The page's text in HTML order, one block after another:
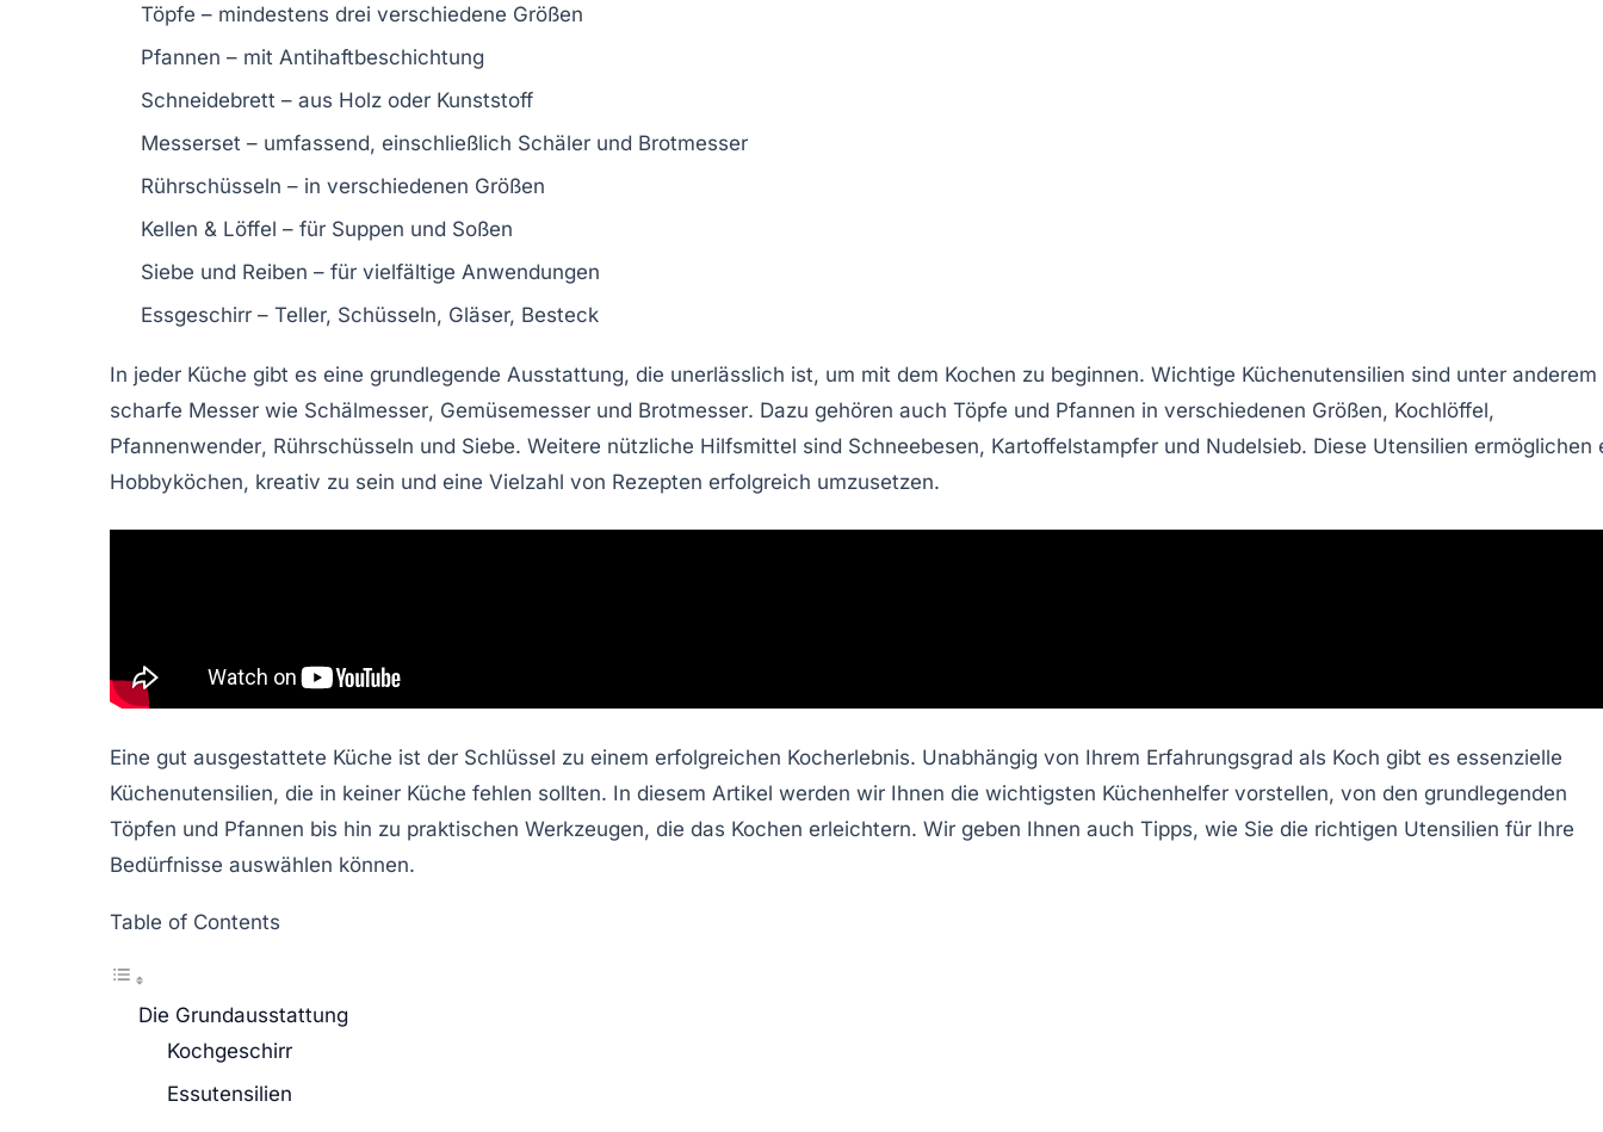
Töpfe – mindestens drei verschiedene Größen
Pfannen – mit Antihaftbeschichtung
Schneidebrett – aus Holz oder Kunststoff
Messerset – umfassend, einschließlich Schäler und Brotmesser
Rührschüsseln – in verschiedenen Größen
Kellen & Löffel – für Suppen und Soßen
Siebe und Reiben – für vielfältige Anwendungen
Essgeschirr – Teller, Schüsseln, Gläser, Besteck
In jeder Küche gibt es eine grundlegende Ausstattung, die unerlässlich ist, um mit dem Kochen zu beginnen. Wichtige Küchenutensilien sind unter anderem
scharfe Messer wie Schälmesser, Gemüsemesser und Brotmesser. Dazu gehören auch Töpfe und Pfannen in verschiedenen Größen, Kochlöffel,
Pfannenwender, Rührschüsseln und Siebe. Weitere nützliche Hilfsmittel sind Schneebesen, Kartoffelstampfer und Nudelsieb. Diese Utensilien ermöglichen
Hobbyköchen, kreativ zu sein und eine Vielzahl von Rezepten erfolgreich umzusetzen.
Eine gut ausgestattete Küche ist der Schlüssel zu einem erfolgreichen Kocherlebnis. Unabhängig von Ihrem Erfahrungsgrad als Koch gibt es essenzielle
Küchenutensilien, die in keiner Küche fehlen sollten. In diesem Artikel werden wir Ihnen die wichtigsten Küchenhelfer vorstellen, von den grundlegenden
Töpfen und Pfannen bis hin zu praktischen Werkzeugen, die das Kochen erleichtern. Wir geben Ihnen auch Tipps, wie Sie die richtigen Utensilien für Ihre
Bedürfnisse auswählen können.
Table of Contents
Die Grundausstattung
Kochgeschirr
Essutensilien